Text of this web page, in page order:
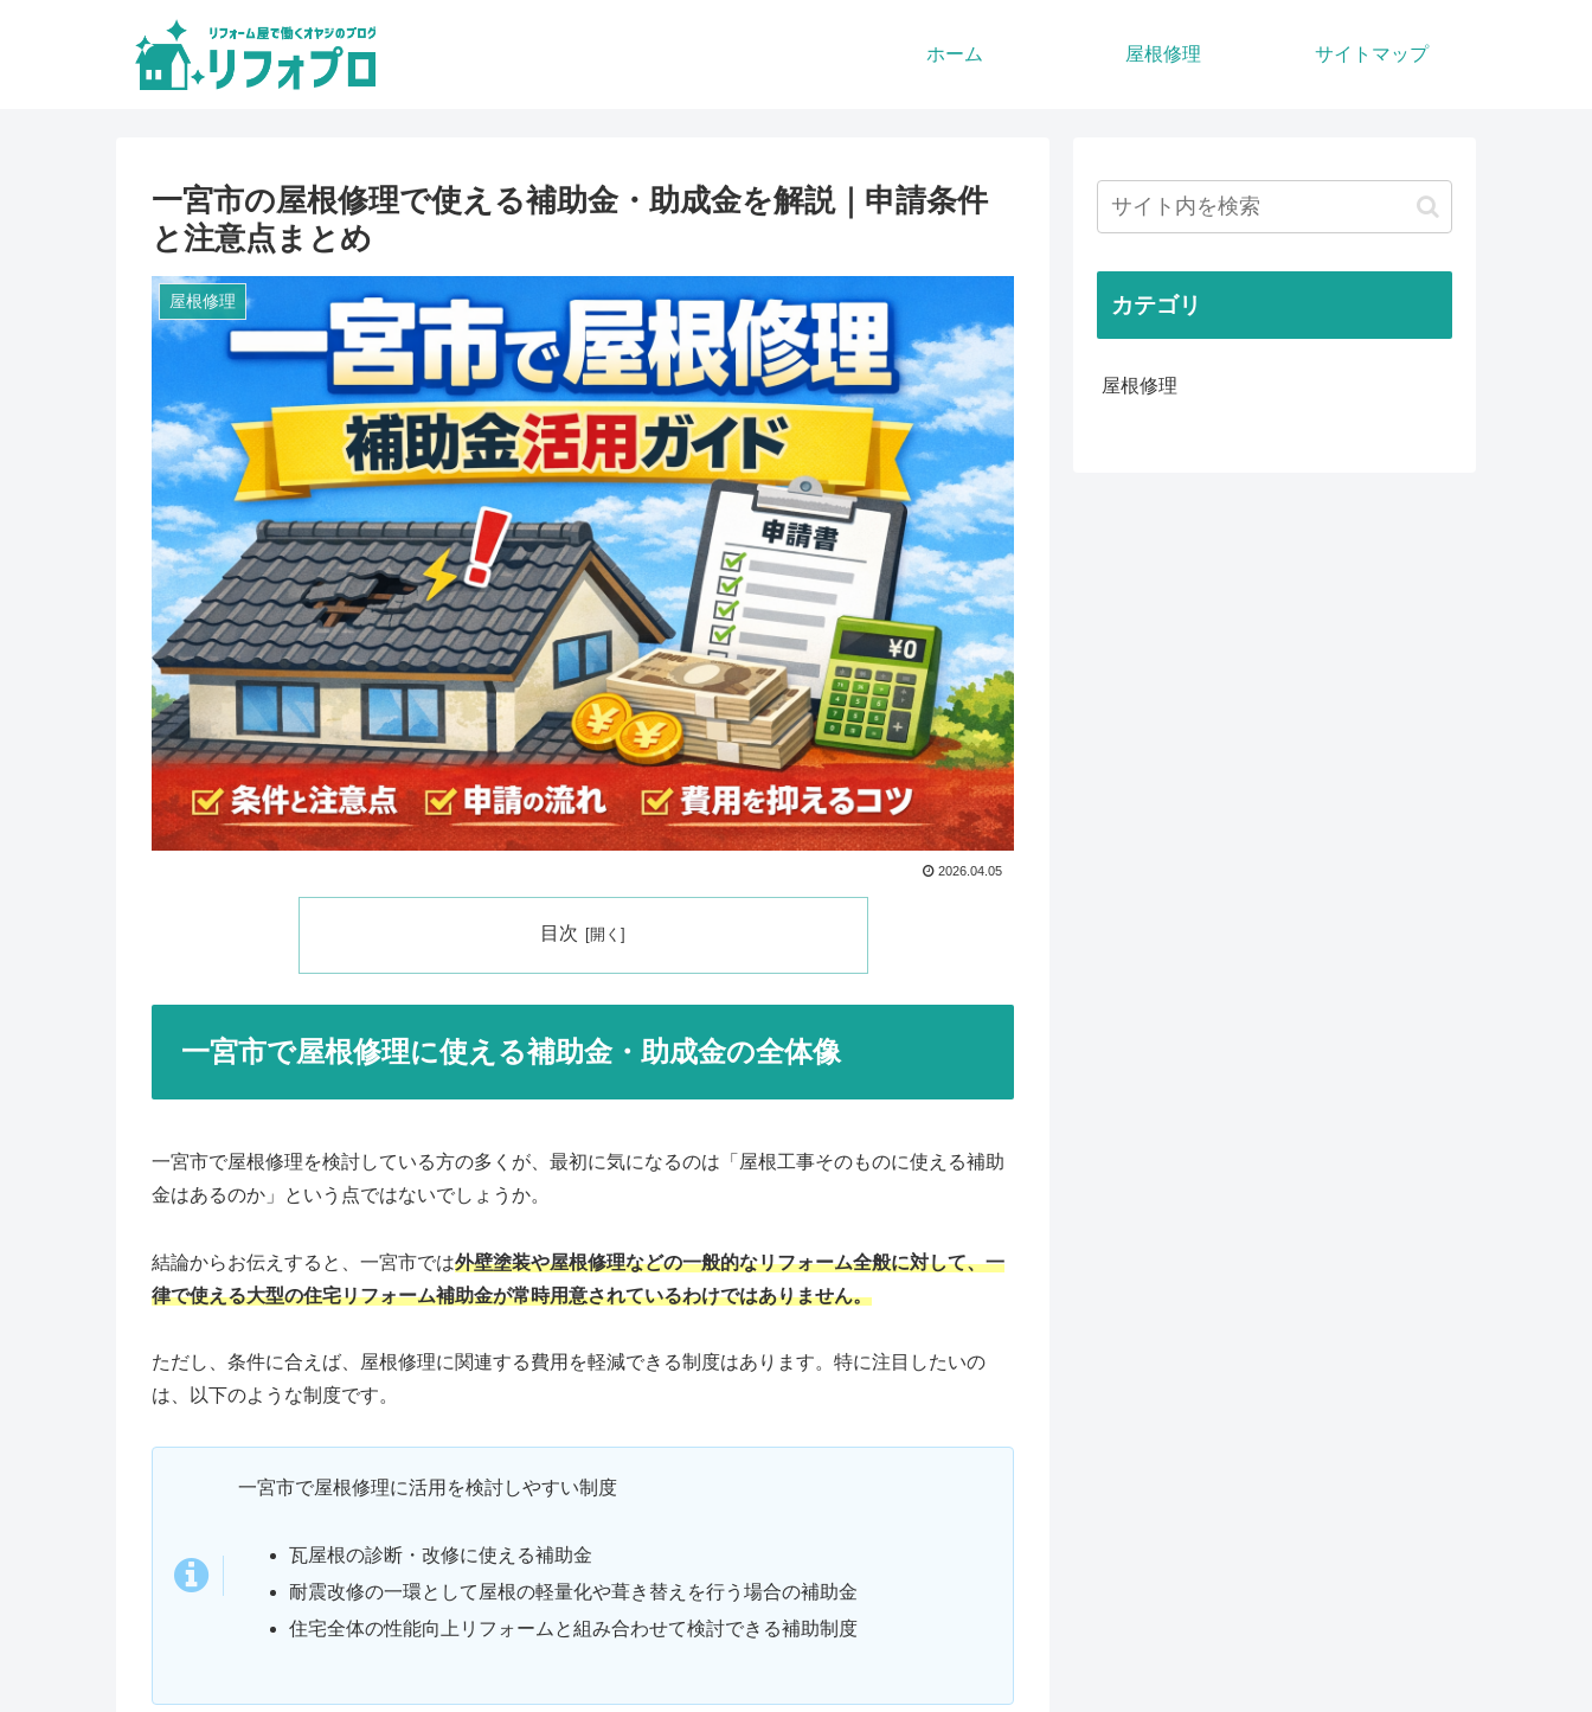
ホーム 屋根修理 サイトマップ
一宮市の屋根修理で使える補助金・助成金を解説｜申請条件
と注意点まとめ
屋根修理
2026.04.05
目次
一宮市で屋根修理に使える補助金・助成金の全体像
一宮市で屋根修理を検討している方の多くが、最初に気になるのは「屋根工事そのものに使える補助
金はあるのか」という点ではないでしょうか。
結論からお伝えすると、一宮市では外壁塗装や屋根修理などの一般的なリフォーム全般に対して、一
律で使える大型の住宅リフォーム補助金が常時用意されているわけではありません。
ただし、条件に合えば、屋根修理に関連する費用を軽減できる制度はあります。特に注目したいの
は、以下のような制度です。
一宮市で屋根修理に活用を検討しやすい制度
瓦屋根の診断・改修に使える補助金
耐震改修の一環として屋根の軽量化や葺き替えを行う場合の補助金
住宅全体の性能向上リフォームと組み合わせて検討できる補助制度
カテゴリ
屋根修理